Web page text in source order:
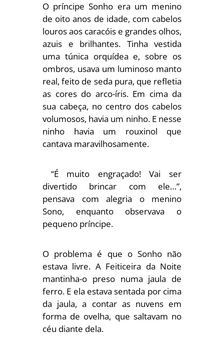
O príncipe Sonho era um menino
de oito anos de idade, com cabelos
louros aos caracóis e grandes olhos,
azuis e brilhantes. Tinha vestida
uma túnica orquídea e, sobre os
ombros, usava um luminoso manto
real, feito de seda pura, que refletia
as cores do arco-íris. Em cima da
sua cabeça, no centro dos cabelos
volumosos, havia um ninho. E nesse
ninho havia um rouxinol que
cantava maravilhosamente.
“É muito engraçado! Vai ser
divertido brincar com ele…”,
pensava com alegria o menino
Sono, enquanto observava o
pequeno príncipe.
O problema é que o Sonho não
estava livre. A Feiticeira da Noite
mantinha-o preso numa jaula de
ferro. E ela estava sentada por cima
da jaula, a contar as nuvens em
forma de ovelha, que saltavam no
céu diante dela.